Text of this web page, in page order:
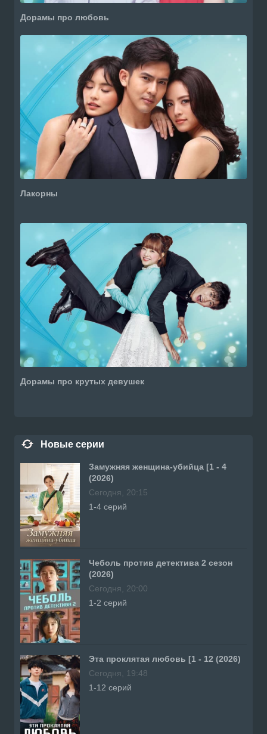
Дорамы про любовь
Лакорны
Дорамы про крутых девушек
Новые серии
Замужняя женщина-убийца [1 - 4
(2026)
Сегодня, 20:15
1-4 серий
Чеболь против детектива 2 сезон
(2026)
Сегодня, 20:00
1-2 серий
Эта проклятая любовь [1 - 12 (2026)
Сегодня, 19:48
1-12 серий